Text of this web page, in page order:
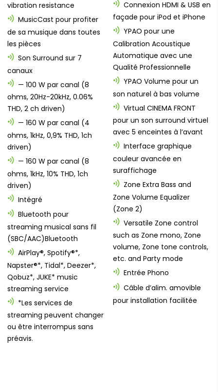
vibration resistance
MusicCast pour profiter
de sa musique dans toutes
les pièces
Son Surround sur 7
canaux
— 100 W par canal (8
ohms, 20Hz-20kHz, 0.06%
THD, 2 ch driven)
— 160 W par canal (4
ohms, 1kHz, 0,9% THD, 1ch
driven)
— 160 W par canal (8
ohms, 1kHz, 10% THD, 1ch
driven)
Intégré
Bluetooth pour
streaming musical sans fil
(SBC/AAC)Bluetooth
AirPlay®, Spotify®*,
Napster®*, Tidal*, Deezer*,
Qobuz*, JUKE* music
streaming service
*Les services de
streaming peuvent changer
ou être interrompus sans
préavis.
Connexion HDMI & USB en
façade pour iPod et iPhone
YPAO pour une
Calibration Acoustique
Automatique avec une
Qualité Professionnelle
YPAO Volume pour un
son naturel à bas volume
Virtual CINEMA FRONT
pour un son surround virtuel
avec 5 enceintes à l’avant
Interface graphique
couleur avancée en
suraffichage
Zone Extra Bass and
Zone Volume Equalizer
(Zone 2)
Versatile Zone control
such as Zone mono, Zone
volume, Zone tone controls,
etc. and Party mode
Entrée Phono
Câble d’alim. amovible
pour installation facilitée